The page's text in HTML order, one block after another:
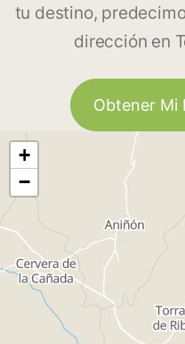
tu destino,
dirección en
Obtener Mi
+
−